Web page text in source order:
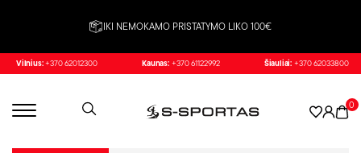
IKI NEMOKAMO PRISTATYMO LIKO 100€
Vilnius: +370 62012300 Kaunas: +370 61122992 Šiauliai: +370 62033800
0